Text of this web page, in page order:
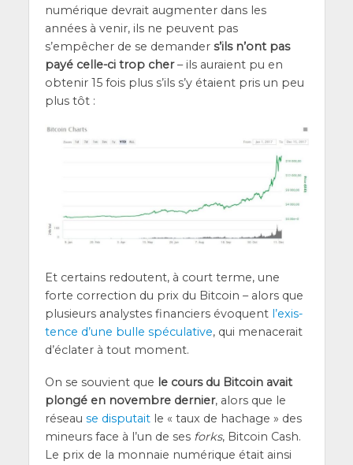
numé­rique devrait aug­men­ter dans les
années à venir, ils ne peuvent pas
s’empêcher de se deman­der s’ils n’ont pas
payé celle-ci trop cher– ils auraient pu en
obte­nir 15 fois plus s’ils s’y étaient pris un peu
plus tôt :
Et cer­tains redoutent, à court terme, une
forte cor­rec­tion du prix du Bit­coin – alors que
plu­sieurs ana­lystes finan­ciers évoquent l’exis­
tence d’une bulle spé­cu­la­tive, qui mena­ce­rait
d’é­cla­ter à tout moment.
On se sou­vient que le cours du Bit­coin avait
plon­gé en novembre der­nier, alors que le
réseau se dis­pu­taitle « taux de hachage » des
mineurs face à l’un de ses forks, Bit­coin Cash.
Le prix de la mon­naie numé­rique était ain­si